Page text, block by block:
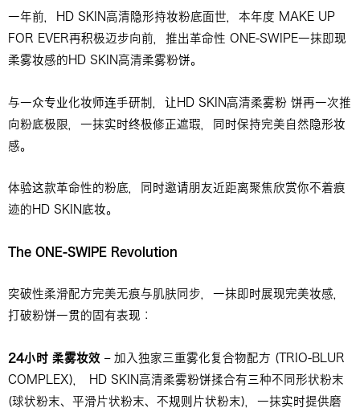
一年前，HD SKIN高清隐形持妆粉底面世，本年度 MAKE UP
FOR EVER再积极迈步向前，推出革命性 ONE-SWIPE一抹即现
柔雾妆感的HD SKIN高清柔雾粉饼。
与一众专业化妆师连手研制，让HD SKIN高清柔雾粉 饼再一次推
向粉底极限，一抹实时终极修正遮瑕，同时保持完美自然隐形妆
感。
体验这款革命性的粉底，同时邀请朋友近距离聚焦欣赏你不着痕
迹的HD SKIN底妆。
The ONE-SWIPE Revolution
突破性柔滑配方完美无痕与肌肤同步，一抹即时展现完美妆感，
打破粉饼一贯的固有表现：
24小时 柔雾妆效 – 加入独家三重雾化复合物配方 (TRIO-BLUR
COMPLEX)， HD SKIN高清柔雾粉饼揉合有三种不同形状粉末
(球状粉末、平滑片状粉末、不规则片状粉末)，一抹实时提供磨